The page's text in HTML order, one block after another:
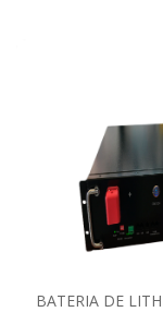
BATERIA DE